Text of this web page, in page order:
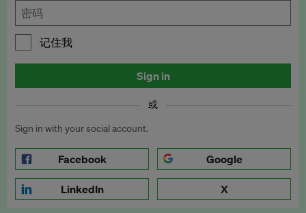
记住我
Sign in
或
Sign in with your social account.
Facebook Google
LinkedIn X